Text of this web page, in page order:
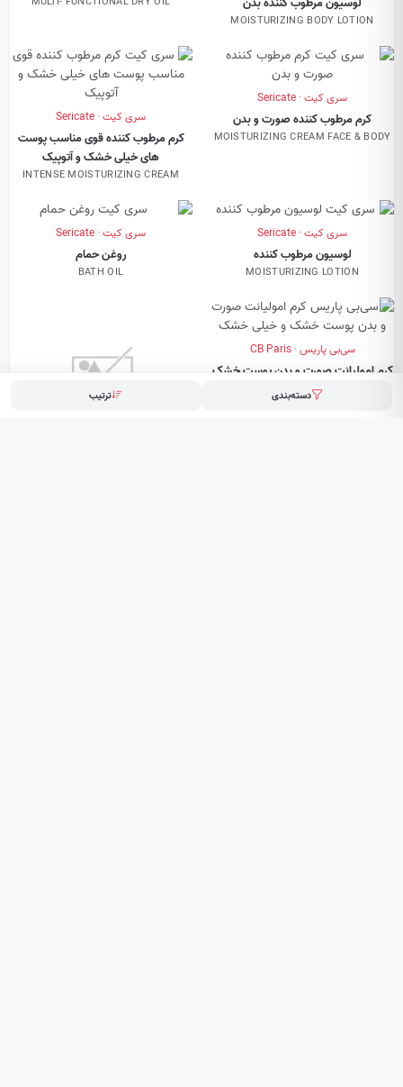
MOISTURIZING BODY LOTION
سری کیت · Sericate
کرم مرطوب کننده صورت و بدن
MOISTURIZING CREAM FACE & BODY
سری کیت · Sericate
کرم مرطوب کننده قوی مناسب پوست
های خیلی خشک و آتوپیک
INTENSE MOISTURIZING CREAM
سری کیت · Sericate
لوسیون مرطوب کننده
MOISTURIZING LOTION
سری کیت · Sericate
روغن حمام
BATH OIL
سی‌بی پاریس · CB Paris
کرم امولیانت صورت و بدن پوست خشک
و خیلی خشک
دسته‌بندی ترتیب